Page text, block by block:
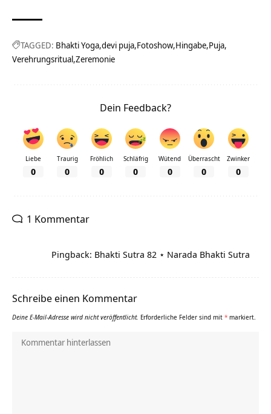
TAGGED: Bhakti Yoga devi puja Fotoshow Hingabe Puja
Verehrungsritual Zeremonie
Dein Feedback?
Liebe
0
Traurig
0
Fröhlich
0
Schläfrig
0
Wütend
0
Überrascht
0
Zwinker
0
1 Kommentar
Pingback: Bhakti Sutra 82 ⋆ Narada Bhakti Sutra
Schreibe einen Kommentar
Deine E-Mail-Adresse wird nicht veröffentlicht. Erforderliche Felder sind mit * markiert.